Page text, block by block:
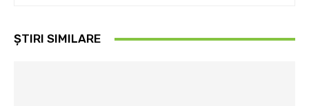
ȘTIRI SIMILARE